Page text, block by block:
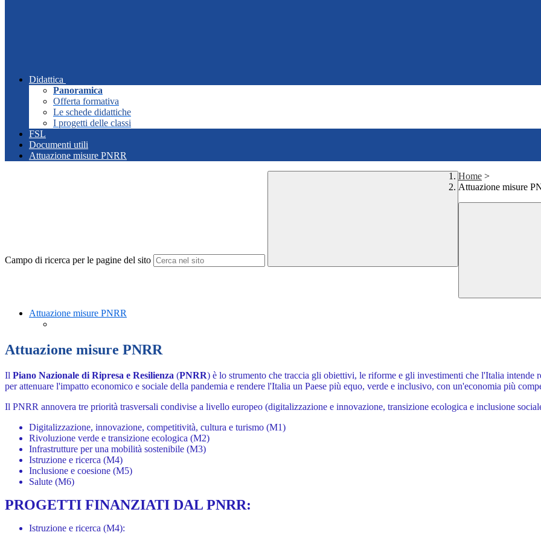
Didattica
Panoramica
Offerta formativa
Le schede didattiche
I progetti delle classi
FSL
Documenti utili
Attuazione misure PNRR
Campo di ricerca per le pagine del sito
Home >
Attuazione misure
Attuazione misure PNRR
Attuazione misure PNRR
Il Piano Nazionale di Ripresa e Resilienza (PNRR) è lo strumento che traccia gli obiettivi, le riforme e gli investimenti che l'Italia
per attenuare l'impatto economico e sociale della pandemia e rendere l'Italia un Paese più equo, verde e inclusivo, con un'economia più
Il PNRR annovera tre priorità trasversali condivise a livello europeo (digitalizzazione e innovazione, transizione ecologica e inclusione
Digitalizzazione, innovazione, competitività, cultura e turismo (M1)
Rivoluzione verde e transizione ecologica (M2)
Infrastrutture per una mobilità sostenibile (M3)
Istruzione e ricerca (M4)
Inclusione e coesione (M5)
Salute (M6)
PROGETTI FINANZIATI DAL PNRR:
Istruzione e ricerca (M4):